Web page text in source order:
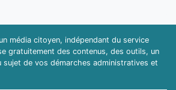
média citoyen, indépendant du service
gratuitement des contenus, des outils, un
sujet de vos démarches administratives et